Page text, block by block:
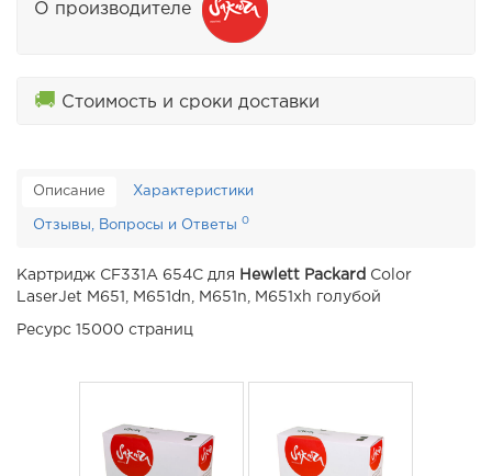
О производителе
🚚 Стоимость и сроки доставки
Описание Характеристики
Отзывы, Вопросы и Ответы 0
Картридж CF331A 654C для Hewlett Packard Color
LaserJet M651, M651dn, M651n, M651xh голубой
Ресурс 15000 страниц